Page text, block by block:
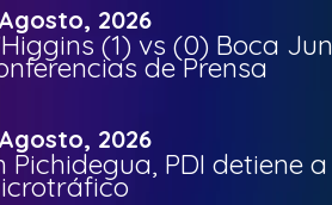
2026
(1) vs (0) Boca
de Prensa
2026
Pichidegua, PDI detiene